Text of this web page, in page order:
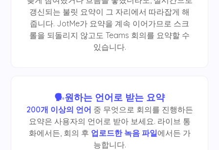
갱신되는 불릿 요약이 그 자리에서 따라잡게 해
줍니다. JotMe가 요약을 계속 이어가므로 스크
롤을 되돌리지 않고도 Teams 회의를 요약할 수
있습니다.
원하는 언어로 받는 요약
200개 이상의 언어 중 무엇으로 회의를 진행하든
요약은 사용자의 언어로 받아 보세요. 라이브 통
화에서든, 회의 후 업로드한 녹음 파일에서든 가
능합니다.